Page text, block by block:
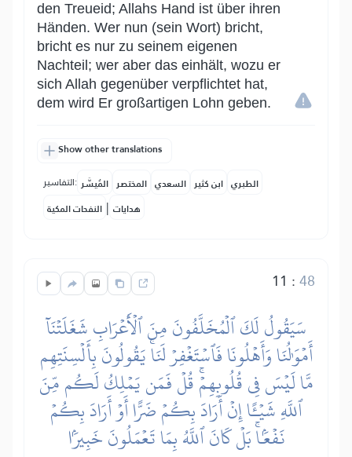
den Treueid; Allahs Hand ist über ihren
Händen. Wer nun (sein Wort) bricht,
bricht es nur zu seinem eigenen
Nachteil; wer aber das einhält, wozu er
sich Allah gegenüber verpflichtet hat,
dem wird Er großartigen Lohn geben.
Show other translations
التفاسير: المُيسَّر المختصر السعدي ابن كثير الطبري
النفحات المكية | هدايات
11 :48
سَيَقُولُ لَكَ ٱلۡمُخَلَّفُونَ مِنَ ٱلۡأَعۡرَابِ شَغَلَتۡنَآ
أَمۡوَٰلُنَا وَأَهۡلُونَا فَٱسۡتَغۡفِرۡ لَنَاۚ يَقُولُونَ بِأَلۡسِنَتِهِم
مَّا لَيۡسَ فِي قُلُوبِهِمۡۚ قُلۡ فَمَن يَمۡلِكُ لَكُم مِّنَ
ٱللَّهِ شَيۡـًٔا إِنۡ أَرَادَ بِكُمۡ ضَرًّا أَوۡ أَرَادَ بِكُمۡ
نَفۡعَۢاۚ بَلۡ كَانَ ٱللَّهُ بِمَا تَعۡمَلُونَ خَبِيرَۢا